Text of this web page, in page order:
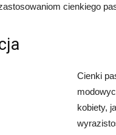
cienkiego
Cienki
kobiety,